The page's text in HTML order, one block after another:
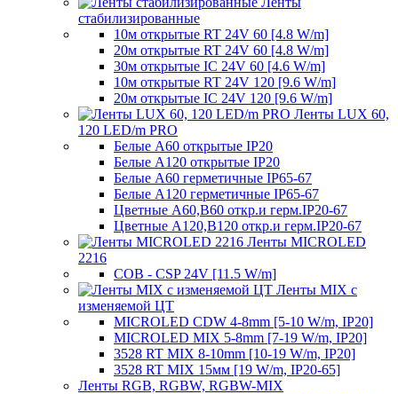
стабилизированные
10м открытые RT 24V 60 [4.8 W/m]
20м открытые RT 24V 60 [4.8 W/m]
30м открытые IC 24V 60 [4.6 W/m]
10м открытые RT 24V 120 [9.6 W/m]
20м открытые IC 24V 120 [9.6 W/m]
Ленты LUX 60,
120 LED/m PRO
Белые A60 открытые IP20
Белые A120 открытые IP20
Белые A60 герметичные IP65-67
Белые A120 герметичные IP65-67
Цветные A60,B60 откр.и герм.IP20-67
Цветные A120,B120 откр.и герм.IP20-67
Ленты MICROLED
2216
COB - CSP 24V [11.5 W/m]
Ленты MIX с
изменяемой ЦТ
MICROLED CDW 4-8mm [5-10 W/m, IP20]
MICROLED MIX 5-8mm [7-19 W/m, IP20]
3528 RT MIX 8-10mm [10-19 W/m, IP20]
3528 RT MIX 15мм [19 W/m, IP20-65]
Ленты RGB, RGBW, RGBW-MIX